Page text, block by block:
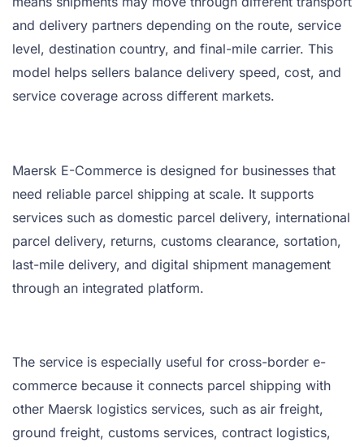
and delivery partners depending on the route, service
level, destination country, and final-mile carrier. This
model helps sellers balance delivery speed, cost, and
service coverage across different markets.
Maersk E-Commerce is designed for businesses that
need reliable parcel shipping at scale. It supports
services such as domestic parcel delivery, international
parcel delivery, returns, customs clearance, sortation,
last-mile delivery, and digital shipment management
through an integrated platform.
The service is especially useful for cross-border e-
commerce because it connects parcel shipping with
other Maersk logistics services, such as air freight,
ground freight, customs services, contract logistics,